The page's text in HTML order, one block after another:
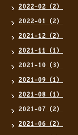
2022-02（2）
2022-01（2）
2021-12（2）
2021-11（1）
2021-10（3）
2021-09（1）
2021-08（1）
2021-07（2）
2021-06（2）